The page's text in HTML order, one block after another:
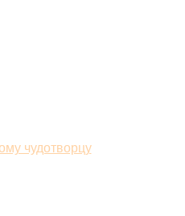
чудотворцу